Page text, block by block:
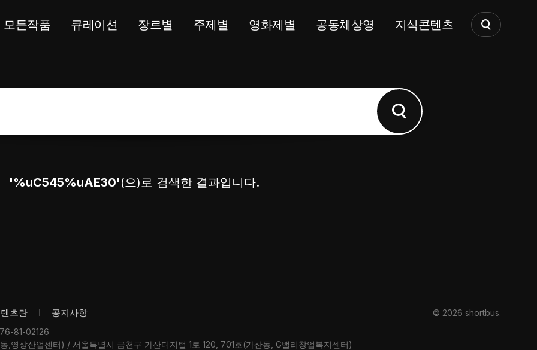
모든작품 큐레이션 장르별 주제별 영화제별 공동체상영 지식콘텐츠
'%uC545%uAE30'(으)로 검색한 결과입니다.
츠란 공지사항
81-02126
영상산업센터) / 서울특별시 금천구 가산디지털 1로 120, 701호(가산동, G밸리창업복지센터)
© 2026 shortbus.